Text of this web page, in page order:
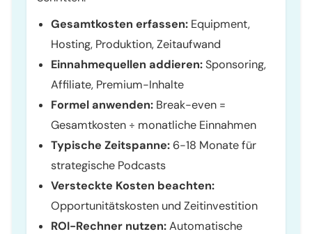
Gesamtkosten erfassen: Equipment,
Hosting, Produktion, Zeitaufwand
Einnahmequellen addieren:Sponsoring,
Affiliate, Premium-Inhalte
Formel anwenden: Break-even =
Gesamtkosten ÷ monatliche Einnahmen
Typische Zeitspanne: 6-18 Monate für
strategische Podcasts
Versteckte Kosten beachten:
Opportunitätskosten und Zeitinvestition
ROI-Rechner nutzen:Automatische